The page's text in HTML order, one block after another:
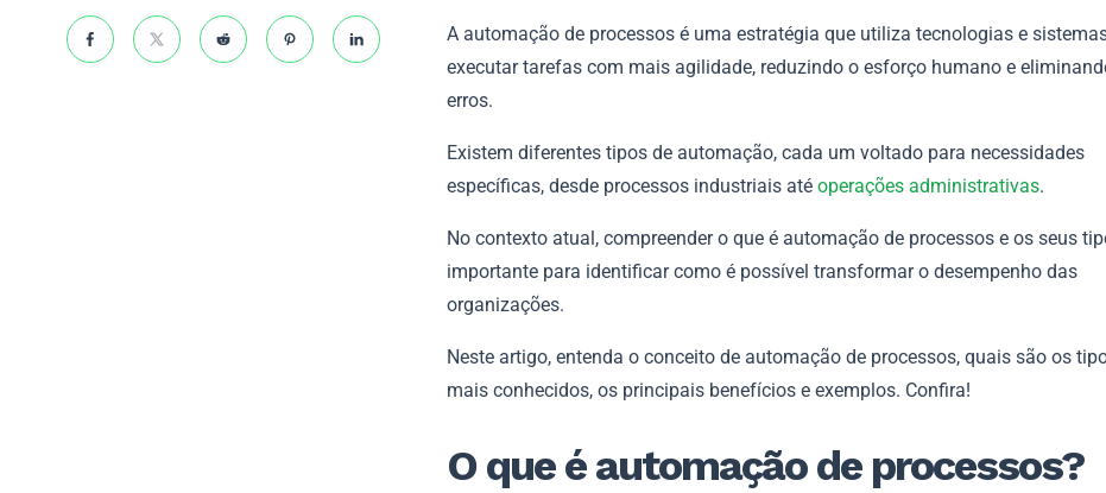
A automação de processos é uma estratégia que utiliza tecnologias e
executar tarefas com mais agilidade, reduzindo o esforço humano e
erros.
Existem diferentes tipos de automação, cada um voltado para necessidades
específicas, desde processos industriais até operações administrativas.
No contexto atual, compreender o que é automação de processos e os seus
importante para identificar como é possível transformar o desempenho das
organizações.
Neste artigo, entenda o conceito de automação de processos, quais são os
mais conhecidos, os principais benefícios e exemplos. Confira!
O que é automação de processos?